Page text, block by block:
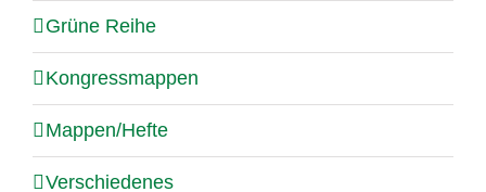
Grüne Reihe
Kongressmappen
Mappen/Hefte
Verschiedenes